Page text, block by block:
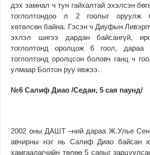
дэх замнал ч тун гайхалтай эхэлсэн
тоглолтондоо л 2 гоолыг оруулж
хөтөлсөн байна. Гэсэн ч Диуфын
эхлэл шигээ дардан байсангүй,
тоглолтонд оролцож 6 гоол,
тоглолтонд оролцсон боловч ганц ч
улмаар Болтон руу явжээ.
№6 Салиф Диао /Седан, 5 сая паунд/
2002 оны ДАШТ –ний дараа Ж.Улье
авчирны нэг нь Салиф Диао байсан
хамгаалагчийн төлөө 5 саяыг